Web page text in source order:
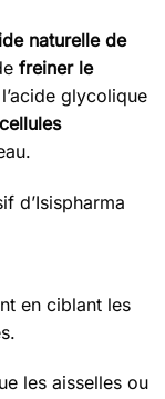
naturelle de
freiner le
glycolique
d’Isispharma
en ciblant les
les aisselles ou